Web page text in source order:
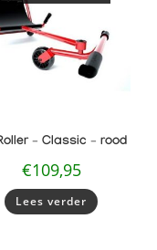
– Classic – rood
€109,95
Lees verder